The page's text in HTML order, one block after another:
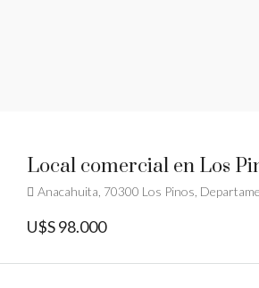
Local comercial en Los
Anacahuita, 70300 Los Pinos,
U$S 98.000